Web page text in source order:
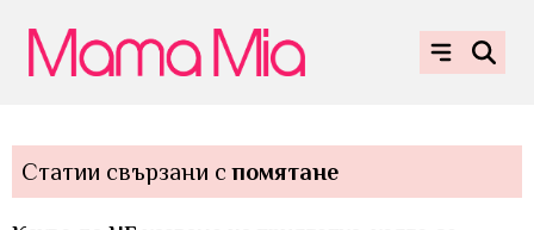
Статии свързани спомятане